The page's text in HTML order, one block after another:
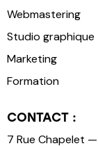
Webmastering
Studio graphique
Marketing
Formation
CONTACT :
7 Rue Chapelet —